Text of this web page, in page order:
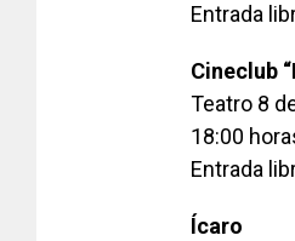
Entrada
Cineclub
Teatro 8
18:00
Entrada
Ícaro